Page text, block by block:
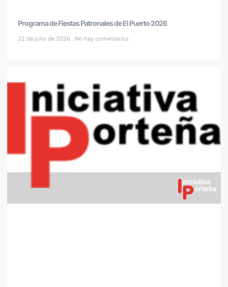
Programa de Fiestas Patronales de El Puerto 2026
22 de julio de 2026 No hay comentarios